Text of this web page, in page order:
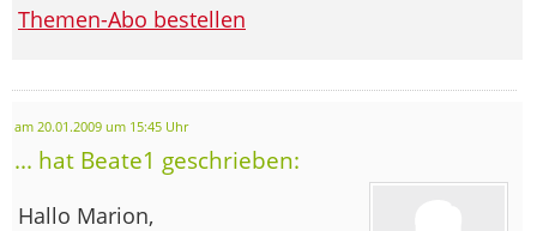
Themen-Abo bestellen
am 20.01.2009 um 15:45 Uhr
... hat Beate1 geschrieben:
Hallo Marion,